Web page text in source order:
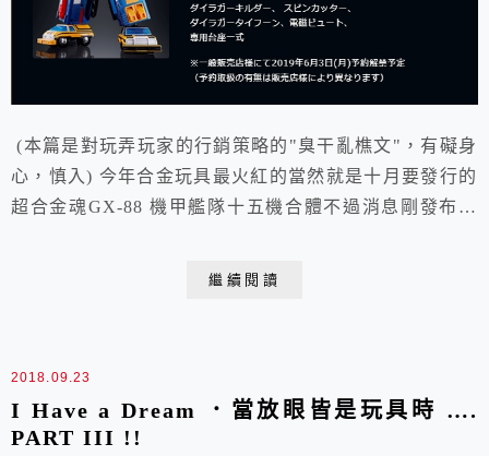
(本篇是對玩弄玩家的行銷策略的"臭干亂樵文"，有礙身
心，慎入) 今年合金玩具最火紅的當然就是十月要發行的
超合金魂GX-88 機甲艦隊十五機合體不過消息剛發布興
有錢買不到代理版的慘劇今年這慘劇PART 1 的主角百獸
繼續閱讀
2018.09.23
I Have a Dream ．當放眼皆是玩具時 ….
PART III !!